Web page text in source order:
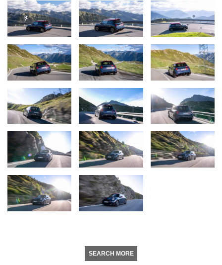
SEARCH MORE